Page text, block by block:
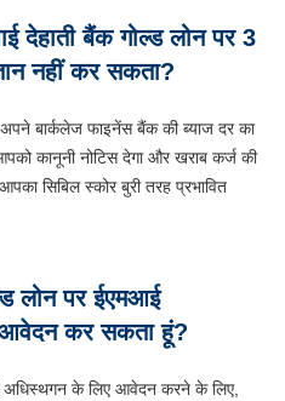
देहाती बैंक गोल्ड लोन पर 3
नहीं कर सकता?
बार्कलेज फाइनेंस बैंक की ब्याज दर का
कानूनी नोटिस देगा और खराब कर्ज की
सिबिल स्कोर बुरी तरह प्रभावित
लोन पर ईएमआई
आवेदन कर सकता हूं?
अधिस्थगन के लिए आवेदन करने के लिए,